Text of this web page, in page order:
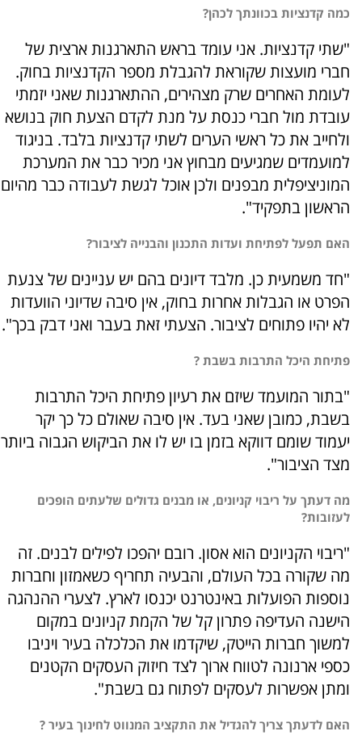
כמה קדנציות בכוונתך לכהן?
"שתי קדנציות. אני עומד בראש התארגנות ארצית של
חברי מועצות שקוראת להגבלת מספר הקדנציות בחוק.
לעומת האחרים שרק מצהירים, ההתארגנות שאני יזמתי
עובדת מול חברי כנסת על מנת לקדם הצעת חוק בנושא
ולחייב את כל ראשי הערים לשתי קדנציות בלבד. בניגוד
למועמדים שמגיעים מבחוץ אני מכיר כבר את המערכת
המוניציפלית מבפנים ולכן אוכל לגשת לעבודה כבר מהיום
הראשון בתפקיד".
האם תפעל לפתיחת ועדות התכנון והבנייה לציבור?
"חד משמעית כן. מלבד דיונים בהם יש עניינים של צנעת
הפרט או הגבלות אחרות בחוק, אין סיבה שדיוני הוועדות
לא יהיו פתוחים לציבור. הצעתי זאת בעבר ואני דבק בכך".
פתיחת היכל התרבות בשבת ?
"בתור המועמד שיזם את רעיון פתיחת היכל התרבות
בשבת, כמובן שאני בעד. אין סיבה שאולם כל כך יקר
יעמוד שומם דווקא בזמן בו יש לו את הביקוש הגבוה ביותר
מצד הציבור".
מה דעתך על ריבוי קניונים, או מבנים גדולים שלעתים הופכים
לעזובות?
"ריבוי הקניונים הוא אסון. רובם יהפכו לפילים לבנים. זה
מה שקורה בכל העולם, והבעיה תחריף כשאמזון וחברות
נוספות הפועלות באינטרנט יכנסו לארץ. לצערי ההנהגה
הישנה העדיפה פתרון קל של הקמת קניונים במקום
למשוך חברות הייטק, שיקדמו את הכלכלה בעיר ויניבו
כספי ארנונה לטווח ארוך לצד חיזוק העסקים הקטנים
ומתן אפשרות לעסקים לפתוח גם בשבת".
האם לדעתך צריך להגדיל את התקציב המנווט לחינוך בעיר ?